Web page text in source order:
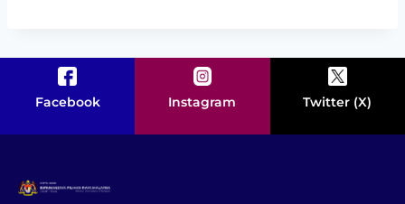
Facebook Instagram Twitter (X)